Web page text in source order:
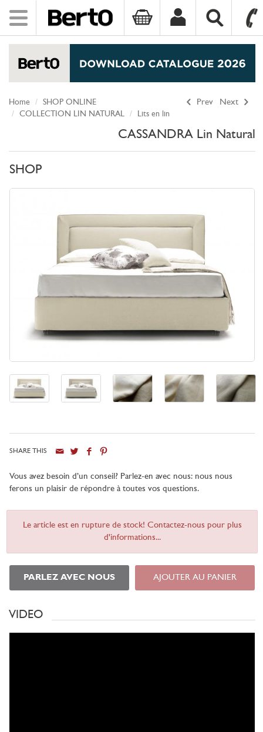
Toggle
navigation
Prev Next
Home
SHOP ONLINE
COLLECTION LIN NATURAL
Lits en lin
CASSANDRA Lin Natural
SHOP
SHARE THIS
Vous avez besoin d’un conseil? Parlez-en avec nous: nous nous
ferons un plaisir de répondre à toutes vos questions.
Le article est en rupture de stock! Contactez-nous pour plus
d'informations...
PARLEZ AVEC NOUS AJOUTER AU PANIER
VIDEO